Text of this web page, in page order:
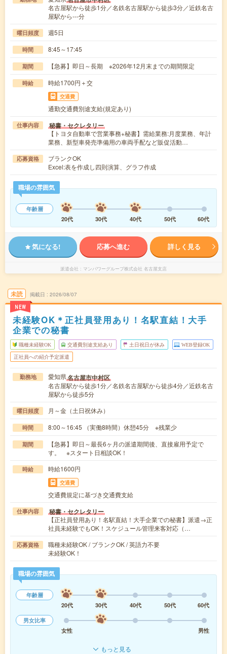
名古屋駅から徒歩1分／名鉄名古屋駅から徒歩3分／近鉄名古
屋駅から---分
曜日頻度 週5日
時間 8:45～17:45
期間 【急募】即日～長期 ※2026年12月末までの期間限定
時給 時給1700円＋交
交通費
通勤交通費別途支給(規定あり)
仕事内容 秘書・セクレタリー
【トヨタ自動車で営業事務+秘書】需給業務:月度業務、年計
業務、新型車発売準備用の車両手配など販促活動…
応募資格
ブランクOK
Excel:表を作成し四則演算、グラフ作成
職場の雰囲気
年齢層
20代
30代 40代 50代 60代
気になる! 応募へ進む 詳しく見る
派遣会社 マンパワーグループ株式会社 名古屋支店
未読
NEW
掲載日 2026/08/07
未経験OK＊正社員登用あり！名駅直結！大手
企業での秘書
職種未経験OK 交通費別途支給あり 土日祝日が休み WEB登録OK
正社員への紹介予定派遣
勤務地 愛知県名古屋市中村区
名古屋駅から徒歩1分／名鉄名古屋駅から徒歩4分／近鉄名古
屋駅から徒歩5分
曜日頻度 月～金（土日祝休み）
時間 8:00～16:45 （実働8時間）休憩45分 ※残業少
期間
【急募】即日～最長6ヶ月の派遣期間後、直接雇用予定で
す。 ※スタート日相談OK！
時給 時給1600円
交通費
交通費規定に基づき交通費支給
仕事内容 秘書・セクレタリー
【正社員登用あり！名駅直結！大手企業での秘書】派遣→正
社員未経験でもOK！スケジュール管理来客対応（…
応募資格
職種未経験OK / ブランクOK / 英語力不要
未経験OK！
職場の雰囲気
年齢層
20代
30代 40代 50代
60代
男女比率
女性
男性
もっと見る